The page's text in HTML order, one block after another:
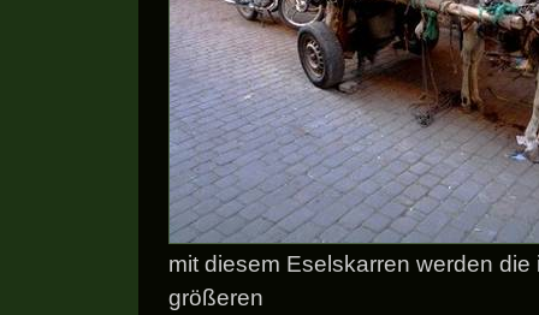
mit diesem Eselskarren werden
größeren